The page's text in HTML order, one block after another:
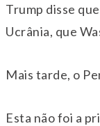
Trump disse
Ucrânia, que
Mais tarde, o
Esta não foi a